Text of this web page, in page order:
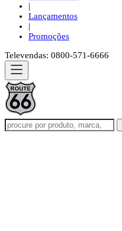
|
Lançamentos
|
Promoções
Televendas: 0800-571-6666